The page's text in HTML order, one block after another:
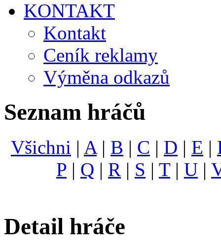
KONTAKT
Kontakt
Ceník reklamy
Výměna odkazů
Seznam hráčů
Všichni | A| B | C | D | E |
P | Q | R | S | T| U |
Detail hráče